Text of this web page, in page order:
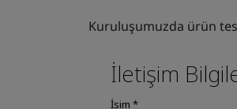
Kuruluşumuzda ürün